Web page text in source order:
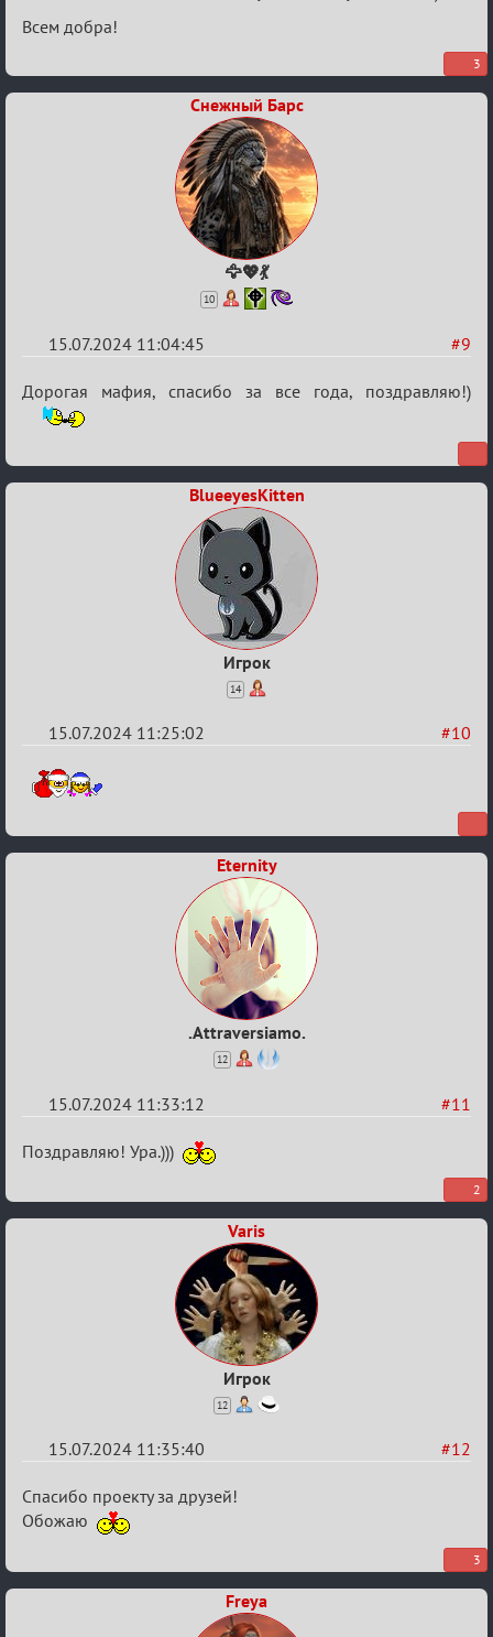
Всем добра!
3
Снежный Барс
🦅💖💃
10
#9
15.07.2024 11:04:45
Re:
летием
Дорогая мафия, спасибо за все года, поздравляю!)
BlueeyesKitten
Игрок
14
#10
15.07.2024 11:25:02
Re:
20ти
Eternity
.Attraversiamo.
12
#11
15.07.2024 11:33:12
Re:
20ти
Поздравляю! Ура.)))
2
Varis
Игрок
12
#12
15.07.2024 11:35:40
Re:
С
летием
Спасибо проекту за друзей!
Обожаю
3
Freya